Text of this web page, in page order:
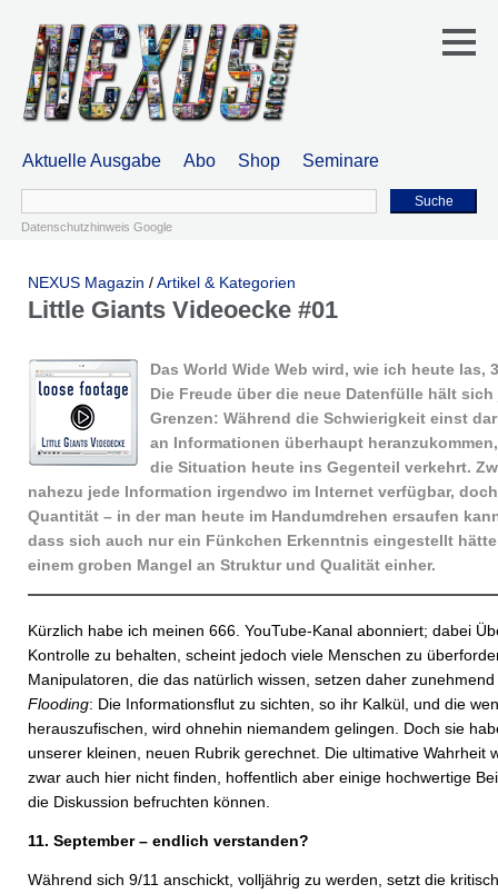
Aktuelle Ausgabe Abo Shop Seminare
Suche
Datenschutzhinweis Google
NEXUS Magazin /Artikel & Kategorien
Little Giants Videoecke #01
Das World Wide Web wird, wie ich heute las,
Die Freude über die neue Datenfülle hält
Grenzen: Während die Schwierigkeit einst
an Informationen überhaupt
die Situation heute ins Gegenteil verkehrt.
nahezu jede Information irgendwo im Internet verfügbar,
Quantität – in der man heute im Handumdrehen ersaufen
dass sich auch nur ein Fünkchen Erkenntnis eingestellt
einem groben Mangel an Struktur und Qualität einher.
Kürzlich habe ich meinen 666. YouTube-Kanal abonniert; dabei
Kontrolle zu behalten, scheint jedoch viele Menschen zu
Manipulatoren, die das natürlich wissen, setzen daher
Flooding: Die Informationsflut zu sichten, so ihr Kalkül, und die
herauszufischen, wird ohnehin niemandem gelingen. Doch sie
unserer kleinen, neuen Rubrik gerechnet. Die ultimative Wahrheit
zwar auch hier nicht finden, hoffentlich aber einige hochwertige
die Diskussion befruchten können.
11. September – endlich verstanden?
Während sich 9/11 anschickt, volljährig zu werden, setzt die